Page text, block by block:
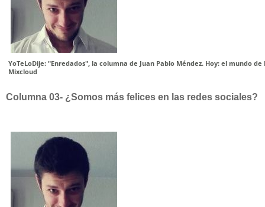
YoTeLoDije: "Enredados", la columna de Juan Pablo Méndez. Hoy: el mundo de
Mixcloud
Columna 03- ¿Somos más felices en las redes sociales?